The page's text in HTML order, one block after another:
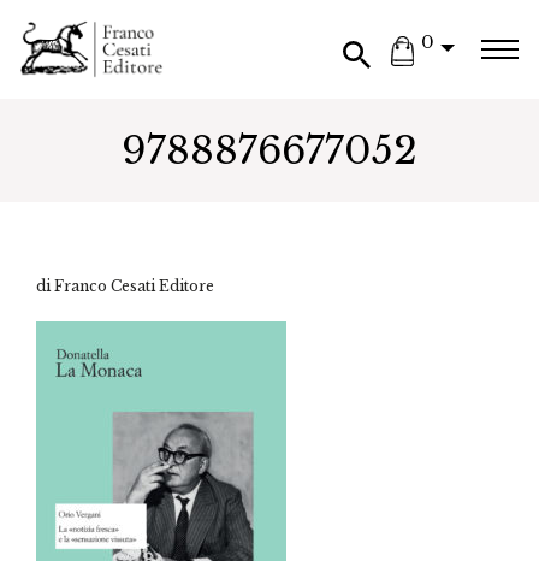
0
9788876677052
di Franco Cesati Editore